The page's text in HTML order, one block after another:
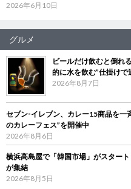
2026年6月10日
グルメ
ビールだけ飲むと倒れ
的に水を飲む”仕掛けで
2026年8月7日
セブン‐イレブン、カレー15商品を
のカレーフェス”を開催中
2026年8月6日
横浜高島屋で「韓国市場」がスター
が集結
2026年8月5日